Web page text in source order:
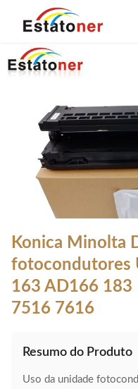
Konica Minolta
fotocondutores
163 AD166
7516 7616
Resumo do Produto
Uso da unidade